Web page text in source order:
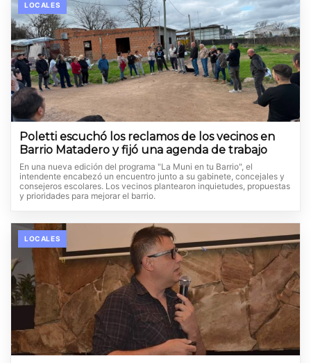
LOCALES
Poletti escuchó los reclamos de los vecinos en
Barrio Matadero y fijó una agenda de trabajo
En una nueva edición del programa "La Muni en tu Barrio", el
intendente encabezó un encuentro junto a su gabinete, concejales y
consejeros escolares. Los vecinos plantearon inquietudes, propuestas
y prioridades para mejorar el barrio.
LOCALES